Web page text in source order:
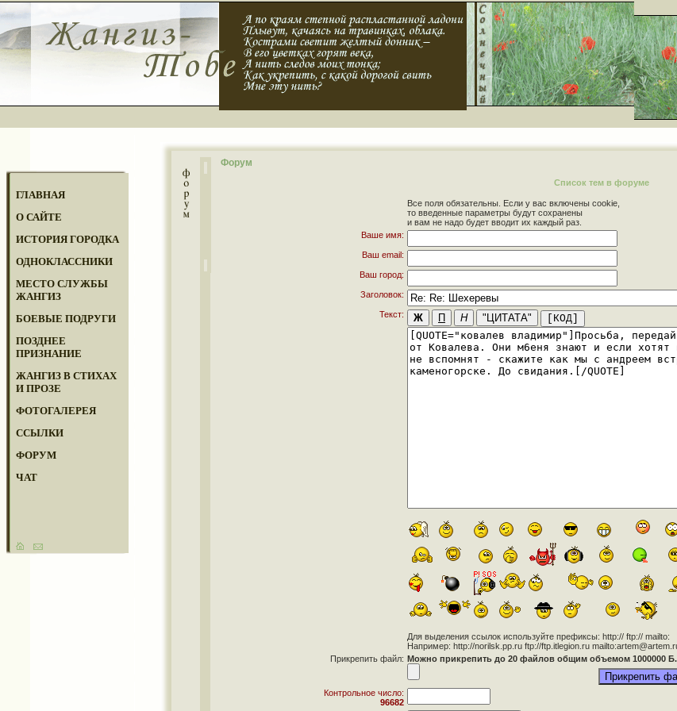
ГЛАВНАЯ
О САЙТЕ
ИСТОРИЯ ГОРОДКА
ОДНОКЛАССНИКИ
МЕСТО СЛУЖБЫ
ЖАНГИЗ
БОЕВЫЕ ПОДРУГИ
ПОЗДНЕЕ
ПРИЗНАНИЕ
ЖАНГИЗ В СТИХАХ
И ПРОЗЕ
ФОТОГАЛЕРЕЯ
ССЫЛКИ
ФОРУМ
ЧАТ
Форум
Список тем в форуме
Все поля обязательны. Если у вас включены cookie,
то введенные параметры будут сохранены
и вам не надо будет вводит их каждый раз.
Ваше имя:
Ваш email:
Ваш город:
Заголовок:
Текст:
Для выделения ссылок используйте префиксы: http:// ftp:// mailto:
Например: http://norilsk.pp.ru ftp://ftp.itlegion.ru
Прикрепить файл: Можно прикрепить до 20 файлов общим объемом 1000000 Б.
Контрольное число:
96682